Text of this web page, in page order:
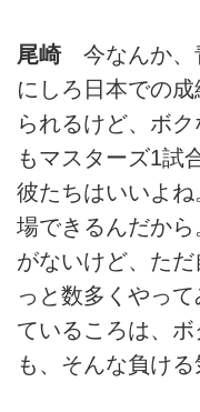
尾崎今なんか、
にしろ日本での
られるけど、ボ
もマスターズ1試
彼たちはいいよ
場できるんだか
がないけど、た
っと数多くやっ
ているころは、
も、そんな負ける